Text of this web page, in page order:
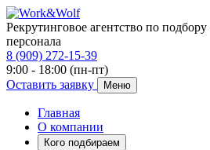
Рекрутинговое агентство по
персонала
8 (909) 272-15-39
9:00 - 18:00 (пн-пт)
Оставить заявку
Меню
Главная
О компании
Кого подбираем